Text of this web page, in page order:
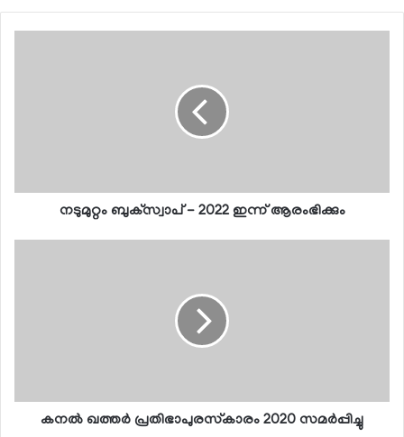
നടുമുറ്റം ബുക്‌സ്വാപ് - 2022 ഇന്ന് ആരംഭിക്കും
കനല്‍ ഖത്തര്‍ പ്രതിഭാപുരസ്‌കാരം 2020 സമര്‍പ്പിച്ചു